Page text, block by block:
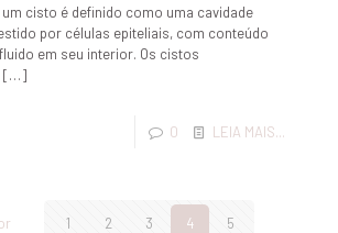
cisto é definido como uma cavidade
por células epiteliais, com conteúdo
em seu interior. Os cistos
[…]
0 LEIA MAIS...
1 2 3 4 5